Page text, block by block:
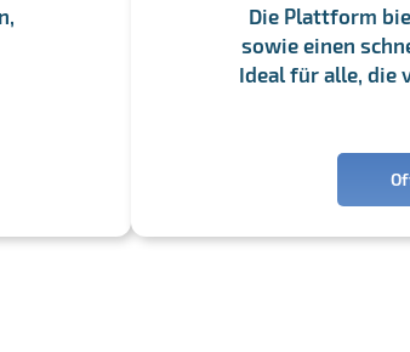
Die Plattform
sowie einen
Ideal für alle, die